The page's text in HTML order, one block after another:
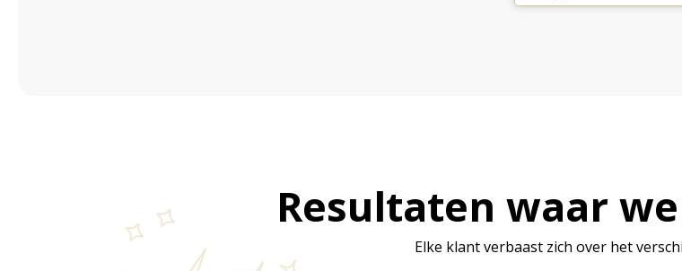
Resultaten waar
Elke klant verbaast zich over het